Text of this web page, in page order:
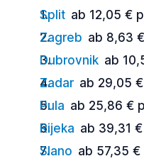
Split ab 12,05 €
Zagreb ab 8,63
Dubrovnik ab
Zadar ab 29,05
Pula ab 25,86 €
Rijeka ab 39,31
Slano ab 57,35 €